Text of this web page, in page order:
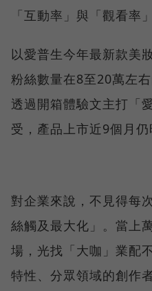
「互動率」與「觀看率
以愛普生今年最新款美
粉絲數量在8至20萬左
透過開箱體驗文主打「
受，產品上市近9個月仍
對企業來說，不見得每
絲觸及最大化」。當上
場，光找「大咖」業配
特性、分眾領域的創作